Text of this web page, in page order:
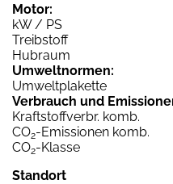
Motor:
kW / PS
Treibstoff
Hubraum
Umweltnormen:
Umweltplakette
Verbrauch und
Kraftstoffverbr. komb.
CO2-Emissionen komb.
CO2-Klasse
Standort